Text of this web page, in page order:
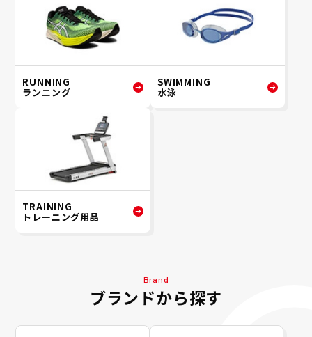
RUNNING
ランニング
SWIMMING
水泳
TRAINING
トレーニング用品
Brand
ブランドから探す